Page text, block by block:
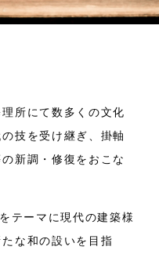
所にて数多くの文化
技を受け継ぎ、掛軸
新調・修復をおこな
テーマに現代の建築様
な和の設いを目指